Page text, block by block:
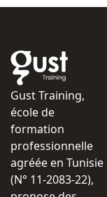
Gust Training,
école de
formation
professionnelle
agréée en Tunisie
(N° 11-2083-22),